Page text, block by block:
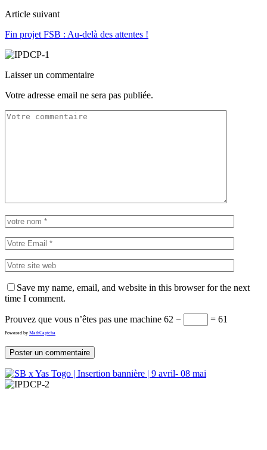
Article suivant
Fin projet FSB : Au-delà des attentes !
Laisser un commentaire
Votre adresse email ne sera pas publiée.
Save my name, email, and website in this browser for the next
time I comment.
Prouvez que vous n’êtes pas une machine 62 − = 61
Powered by MathCaptcha